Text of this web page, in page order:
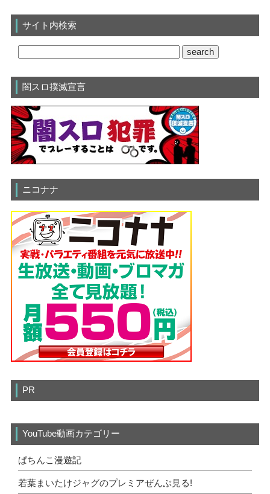
サイト内検索
闇スロ撲滅宣言
ニコナナ
PR
YouTube動画カテゴリー
ぱちんこ漫遊記
若葉まいたけジャグのプレミアぜんぶ見る!